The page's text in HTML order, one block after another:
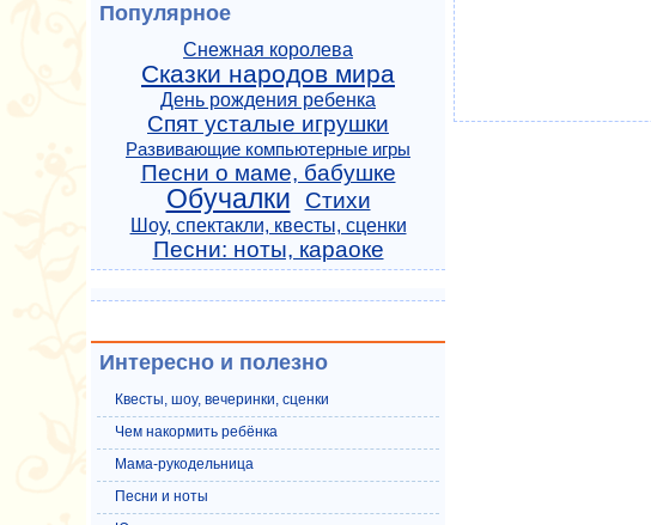
Популярное
Снежная королева
Сказки народов мира
День рождения ребенка
Спят усталые игрушки
Развивающие компьютерные игры
Песни о маме, бабушке
Обучалки Стихи
Шоу, спектакли, квесты, сценки
Песни: ноты, караоке
Интересно и полезно
Квесты, шоу, вечеринки, сценки
Чем накормить ребёнка
Мама-рукодельница
Песни и ноты